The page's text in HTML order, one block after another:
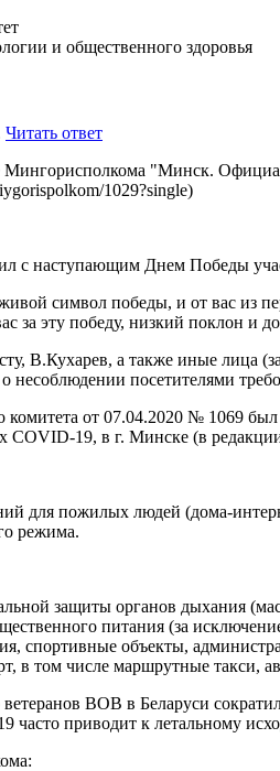
и общественного здоровья
Читать ответ
Мингорисполкома "Минск.
1029?single)
с наступающим Днем Победы
символ победы, и от вас из
за эту победу, низкий поклон и
В.Кухарев, а также иные лица
посетителями
комитета от 07.04.2020 № 1069
19, в г. Минске (в
для пожилых людей (дома-
режима.
защиты органов дыхания
питания (за
спортивные объекты,
в том числе маршрутные такси,
ветеранов ВОВ в Беларуси
часто приводит к летальному